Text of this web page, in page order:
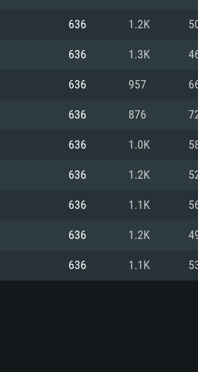
원하는 AMD
라이언트)
운
프로
메모
그래
i5 (Intel Xeon 은 지
가지는 Mac 버전
라이언트)
운영
프로
네트
여유
, 최신 그래픽 드라
래픽 드라이버를
사양 지원 해상도
운영
프로
메모
그래
와
지원
636 1.2K
636 1.3K
636 957
636 876
636 1.0K
636 1.2K
636 1.1K
636 1.2K
636 1.1K